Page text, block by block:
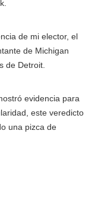
de mi elector, el
de Michigan
de Detroit.
evidencia para
este veredicto
una pizca de